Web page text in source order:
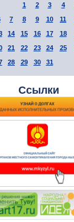
1
2 3 4
7 8 9 10 11
14 15 16 17 18
21 22 23 24 25
28 29 30 31
Ссылки